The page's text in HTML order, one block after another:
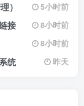
分类清晰、下载便
发现所需资源！
） 5小时前
接 8小时前
8小时前
统 昨天